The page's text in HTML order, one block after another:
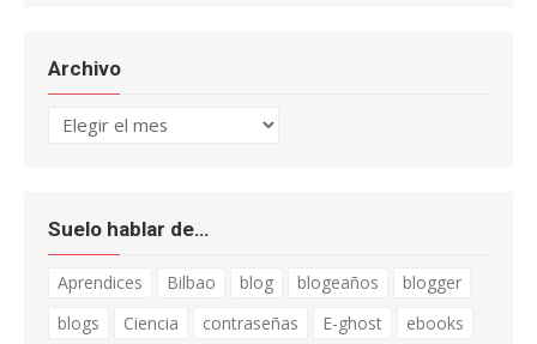
Archivo
Archivo
Suelo hablar de…
Aprendices Bilbao blog blogeaños
blogger
blogs
Ciencia contraseñas E-ghost
ebooks